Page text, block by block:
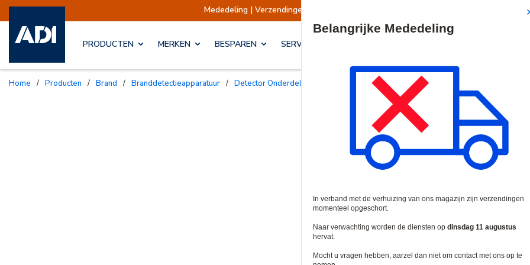
Mededeling | Verzendingen opgeschort Verzendingen worden op
PRODUCTEN MERKEN BESPAREN SERVICES & OPLOSSINGEN
Home / Producten / Brand / Branddetectieapparatuur / Detector Onderdelen & Accessoires